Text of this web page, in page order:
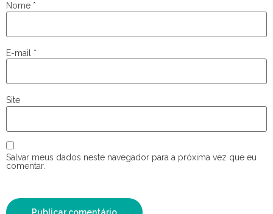
Nome *
E-mail *
Site
Salvar meus dados neste navegador para a próxima vez que eu
comentar.